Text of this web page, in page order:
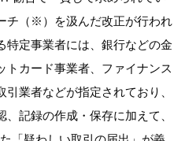
チ（※）を汲んだ改正が行われ
特定事業者には、銀行などの金
トカード事業者、ファイナンス
業者などが指定されており、
記録の作成・保存に加えて、